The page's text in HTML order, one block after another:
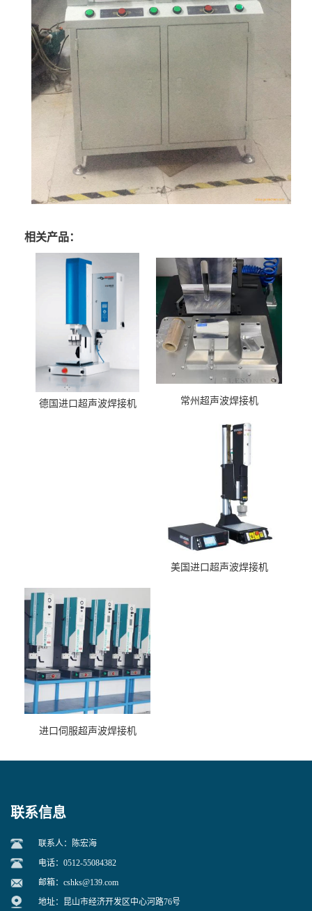
相关产品：
德国进口超声波焊接机 常州超声波焊接机
美国进口超声波焊接机
进口伺服超声波焊接机
联系信息
联系人：陈宏海
电话：0512-55084382
邮箱： cshks@139.com
地址：昆山市经济开发区中心河路76号